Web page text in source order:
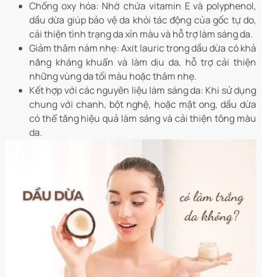
Chống oxy hóa: Nhờ chứa vitamin E và polyphenol,
dầu dừa giúp bảo vệ da khỏi tác động của gốc tự do,
cải thiện tình trạng da xỉn màu và hỗ trợ làm sáng da.
Giảm thâm nám nhẹ: Axit lauric trong dầu dừa có khả
năng kháng khuẩn và làm dịu da, hỗ trợ cải thiện
những vùng da tối màu hoặc thâm nhẹ.
Kết hợp với các nguyên liệu làm sáng da: Khi sử dụng
chung với chanh, bột nghệ, hoặc mật ong, dầu dừa
có thể tăng hiệu quả làm sáng và cải thiện tông màu
da.